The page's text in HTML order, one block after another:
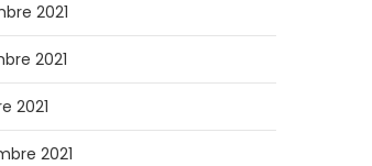
2021
2021
2021
2021